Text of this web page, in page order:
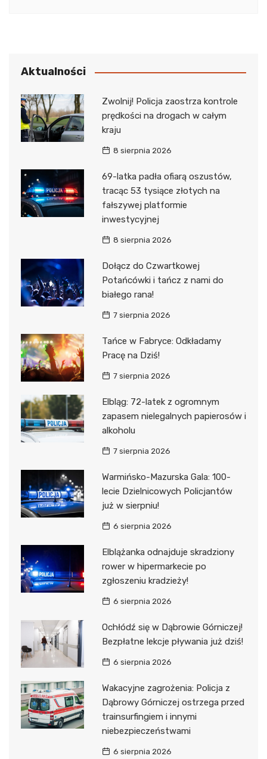
Aktualności
Zwolnij! Policja zaostrza kontrole
prędkości na drogach w całym
kraju
8 sierpnia 2026
69-latka padła ofiarą oszustów,
tracąc 53 tysiące złotych na
fałszywej platformie
inwestycyjnej
8 sierpnia 2026
Dołącz do Czwartkowej
Potańcówki i tańcz z nami do
białego rana!
7 sierpnia 2026
Tańce w Fabryce: Odkładamy
Pracę na Dziś!
7 sierpnia 2026
Elbląg: 72-latek z ogromnym
zapasem nielegalnych papierosów i
alkoholu
7 sierpnia 2026
Warmińsko-Mazurska Gala: 100-
lecie Dzielnicowych Policjantów
już w sierpniu!
6 sierpnia 2026
Elblążanka odnajduje skradziony
rower w hipermarkecie po
zgłoszeniu kradzieży!
6 sierpnia 2026
Ochłódź się w Dąbrowie Górniczej!
Bezpłatne lekcje pływania już dziś!
6 sierpnia 2026
Wakacyjne zagrożenia: Policja z
Dąbrowy Górniczej ostrzega przed
trainsurfingiem i innymi
niebezpieczeństwami
6 sierpnia 2026